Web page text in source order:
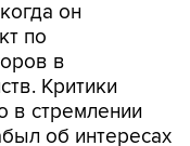
он
по
в
Критики
в стремлении
об интересах